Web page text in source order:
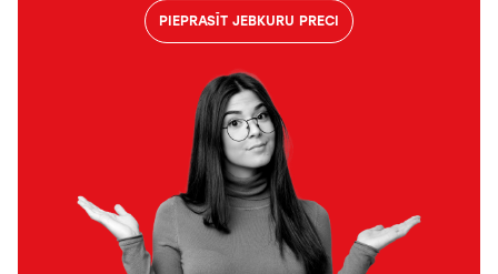
PIEPRASĪT JEBKURU PRECI